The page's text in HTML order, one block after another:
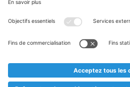
Textes marqués d'un astérisque et
* Nous vendons ces articles
au cas où, malgré le planning bien
prématurément en rupture de stock.
** Sur ce site, l’utilisation de la forme